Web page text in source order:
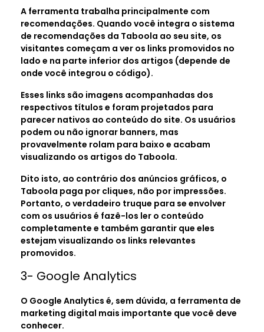
A ferramenta trabalha principalmente com
recomendações. Quando você integra o sistema
de recomendações da Taboola ao seu site, os
visitantes começam a ver os links promovidos no
lado e na parte inferior dos artigos (depende de
onde você integrou o código).
Esses links são imagens acompanhadas dos
respectivos títulos e foram projetados para
parecer nativos ao conteúdo do site. Os usuários
podem ou não ignorar banners, mas
provavelmente rolam para baixo e acabam
visualizando os artigos do Taboola.
Dito isto, ao contrário dos anúncios gráficos, o
Taboola paga por cliques, não por impressões.
Portanto, o verdadeiro truque para se envolver
com os usuários é fazê-los ler o conteúdo
completamente e também garantir que eles
estejam visualizando os links relevantes
promovidos.
3- Google Analytics
O Google Analytics é, sem dúvida, a ferramenta de
marketing digital mais importante que você deve
conhecer.